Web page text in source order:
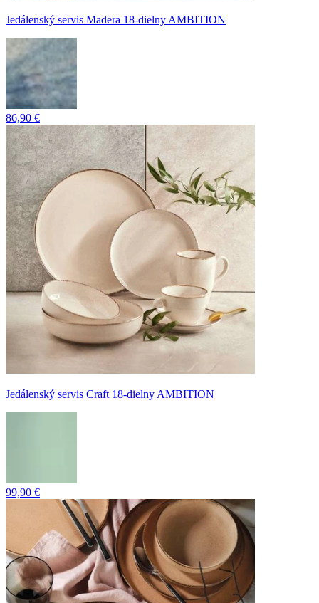
Jedálenský servis Madera 18-dielny AMBITION
86,90 €
Jedálenský servis Craft 18-dielny AMBITION
99,90 €